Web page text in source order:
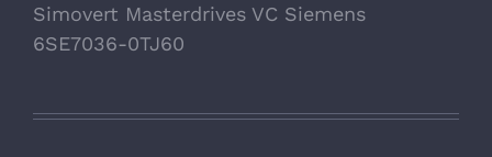
Simovert Masterdrives VC Siemens
6SE7036-0TJ60